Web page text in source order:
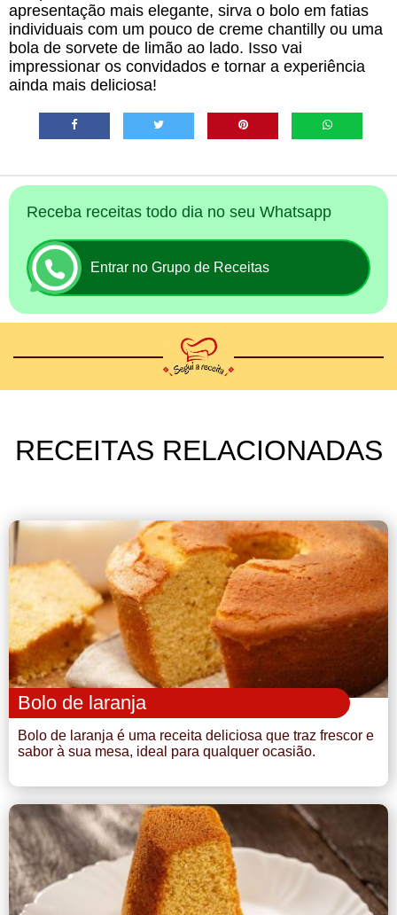
apresentação mais elegante, sirva o bolo em fatias
individuais com um pouco de creme chantilly ou uma
bola de sorvete de limão ao lado. Isso vai
impressionar os convidados e tornar a experiência
ainda mais deliciosa!
Receba receitas todo dia no seu Whatsapp
Entrar no Grupo de Receitas
RECEITAS RELACIONADAS
Bolo de laranja
Bolo de laranja é uma receita deliciosa que traz frescor e
sabor à sua mesa, ideal para qualquer ocasião.